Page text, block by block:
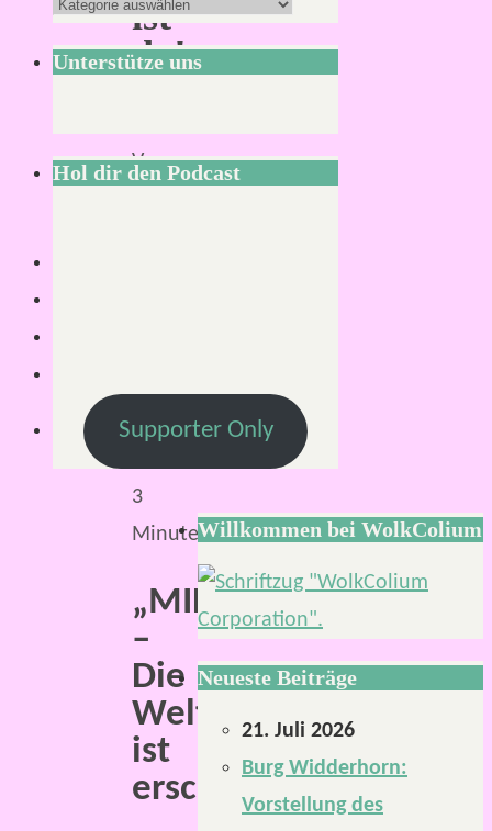
ist
da!
Von
2019
3
Minuten
„MIDGARD
–
Die
Welt“
ist
erschienen.
finde
ich
Unterstütze uns
Hol dir den Podcast
Supporter Only
Willkommen bei WolkColium
Neueste Beiträge
21. Juli 2026
Burg Widderhorn:
Vorstellung des